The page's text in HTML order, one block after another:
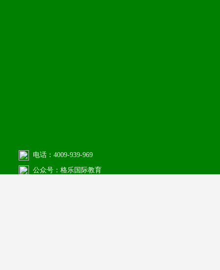
电话：4009-939-969
公众号：格乐国际教育